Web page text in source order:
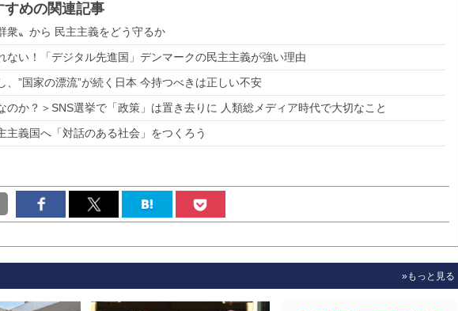
すめの関連記事
衆〟から 民主主義をどう守るか
ない！「デジタル先進国」デンマークの民主主義が強い理由
、”国家の漂流”が続く日本 今持つべきは正しい不安
のか？＞SNS選挙で「政策」は置き去りに 人類総メディア時代で大切なこと
主義国へ「対話のある社会」をつくろう
»もっと見る